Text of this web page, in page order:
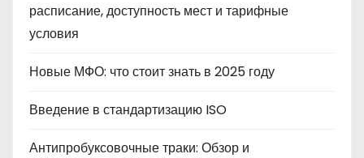
расписание, доступность мест и тарифные
условия
Новые МФО: что стоит знать в 2025 году
Введение в стандартизацию ISO
Антипробуксовочные траки: Обзор и